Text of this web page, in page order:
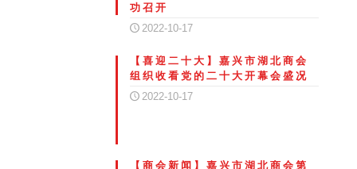
功召开
2022-10-17
【喜迎二十大】嘉兴市湖北商会
组织收看党的二十大开幕会盛况
2022-10-17
【商会新闻】嘉兴市湖北商会第